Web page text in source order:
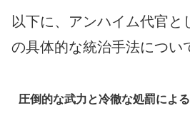
以下に、アンハイム代官と
の具体的な統治手法につい
圧倒的な武力と冷徹な処罰によ